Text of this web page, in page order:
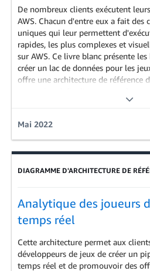
De nombreux clients exécutent
AWS. Chacun d'entre eux a fait des
uniques qui leur permettent
rapides, les plus complexes et
sur AWS. Ce livre blanc présente
créer un lac de données pour les
offre une architecture de référence
Analytique | Game Tech
Mai 2022
DIAGRAMME D'ARCHITECTURE DE
Analytique des joueurs
temps réel
Cette architecture permet aux
développeurs de jeux de créer un
temps réel et de promouvoir des